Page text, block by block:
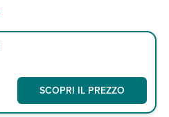
SCOPRI IL PREZZO